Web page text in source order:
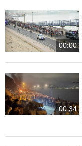
00:00
00:34